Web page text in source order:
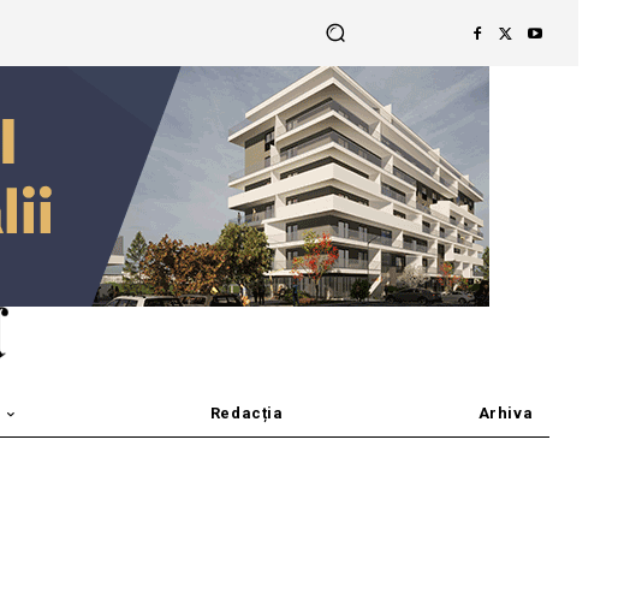
Redacția Arhiva